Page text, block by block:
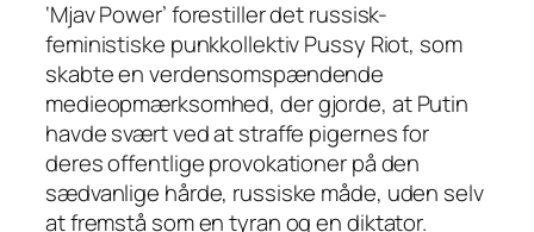
‘Mjav Power’ forestiller det russisk-
feministiske punkkollektiv Pussy Riot, som
skabte en verdensomspændende
medieopmærksomhed, der gjorde, at Putin
havde svært ved at straffe pigernes for
deres offentlige provokationer på den
sædvanlige hårde, russiske måde, uden selv
at fremstå som en tyran og en diktator.